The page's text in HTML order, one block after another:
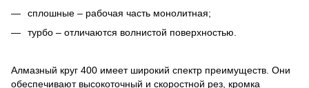
сплошные – рабочая часть монолитная;
турбо – отличаются волнистой поверхностью.
Алмазный круг 400 имеет широкий спектр преимуществ. Они
обеспечивают высокоточный и скоростной рез, кромка